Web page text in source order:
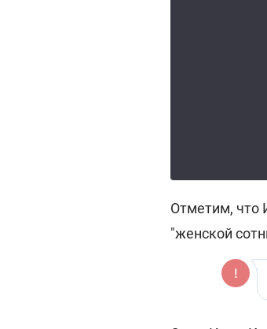
Отметим, что
"женской